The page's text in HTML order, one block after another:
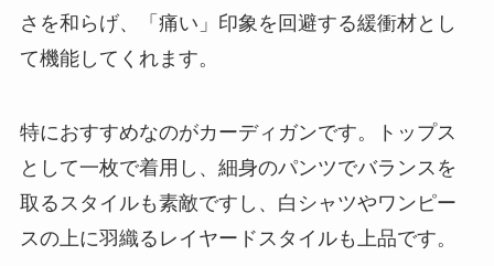
さを和らげ、「痛い」印象を回避する緩衝材とし
て機能してくれます。
特におすすめなのがカーディガンです。トップス
として一枚で着用し、細身のパンツでバランスを
取るスタイルも素敵ですし、白シャツやワンピー
スの上に羽織るレイヤードスタイルも上品です。